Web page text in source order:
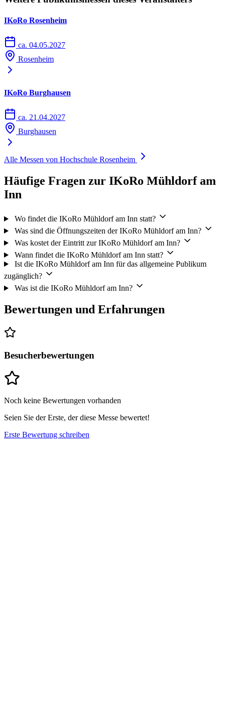
IKoRo Rosenheim
ca. 04.05.2027
Rosenheim
IKoRo Burghausen
ca. 21.04.2027
Burghausen
Alle Messen von Hochschule Rosenheim
Häufige Fragen zur IKoRo Mühldorf am
Inn
Wo findet die IKoRo Mühldorf am Inn statt?
Was sind die Öffnungszeiten der IKoRo Mühldorf am Inn?
Was kostet der Eintritt zur IKoRo Mühldorf am Inn?
Wann findet die IKoRo Mühldorf am Inn statt?
Ist die IKoRo Mühldorf am Inn für das allgemeine Publikum
zugänglich?
Was ist die IKoRo Mühldorf am Inn?
Bewertungen und Erfahrungen
Besucherbewertungen
Noch keine Bewertungen vorhanden
Seien Sie der Erste, der diese Messe bewertet!
Erste Bewertung schreiben